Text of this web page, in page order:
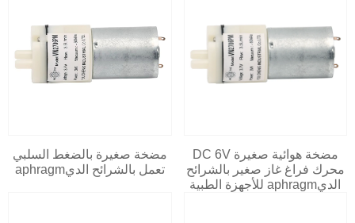
مضخة صغيرة بالضغط السلبي
تعمل بالشرائح الديaphragm
مضخة هوائية صغيرة DC 6V
محرك فراغ غاز صغير بالشرائح
الديaphragm للأجهزة الطبية